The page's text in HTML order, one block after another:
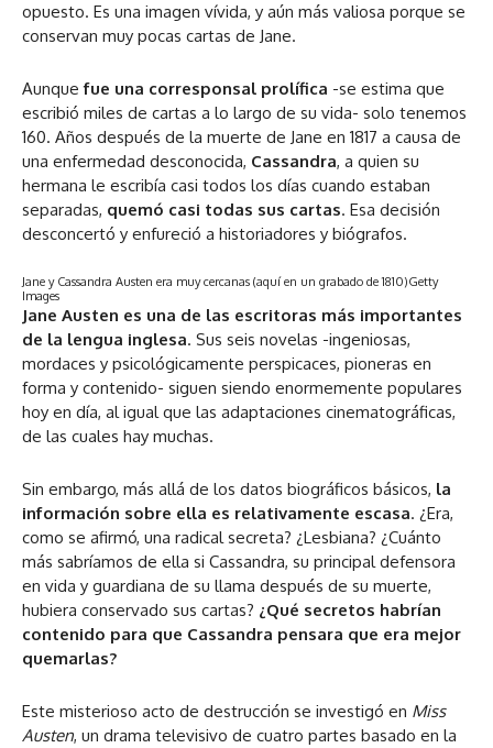
opuesto. Es una imagen vívida, y aún más valiosa porque se
conservan muy pocas cartas de Jane.
Aunque fue una corresponsal prolífica -se estima que
escribió miles de cartas a lo largo de su vida- solo tenemos
160. Años después de la muerte de Jane en 1817 a causa de
una enfermedad desconocida, Cassandra, a quien su
hermana le escribía casi todos los días cuando estaban
separadas, quemó casi todas sus cartas. Esa decisión
desconcertó y enfureció a historiadores y biógrafos.
Jane y Cassandra Austen era muy cercanas (aquí en un grabado de 1810)Getty
Images
Jane Austen es una de las escritoras más importantes
de la lengua inglesa. Sus seis novelas -ingeniosas,
mordaces y psicológicamente perspicaces, pioneras en
forma y contenido- siguen siendo enormemente populares
hoy en día, al igual que las adaptaciones cinematográficas,
de las cuales hay muchas.
Sin embargo, más allá de los datos biográficos básicos, la
información sobre ella es relativamente escasa. ¿Era,
como se afirmó, una radical secreta? ¿Lesbiana? ¿Cuánto
más sabríamos de ella si Cassandra, su principal defensora
en vida y guardiana de su llama después de su muerte,
hubiera conservado sus cartas? ¿Qué secretos habrían
contenido para que Cassandra pensara que era mejor
quemarlas?
Este misterioso acto de destrucción se investigó en Miss
Austen, un drama televisivo de cuatro partes basado en la